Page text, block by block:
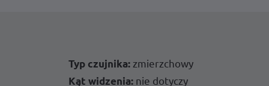
Typ czujnika: zmierzchowy
Kąt widzenia: nie dotyczy